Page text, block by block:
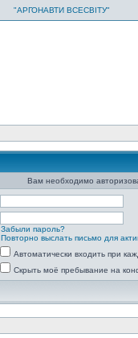
"АРГОНАВТИ ВСЕСВІТУ"
Вам необходимо
Забыли пароль?
Повторно выслать письмо для
Автоматически входить при
Скрыть моё пребывание на